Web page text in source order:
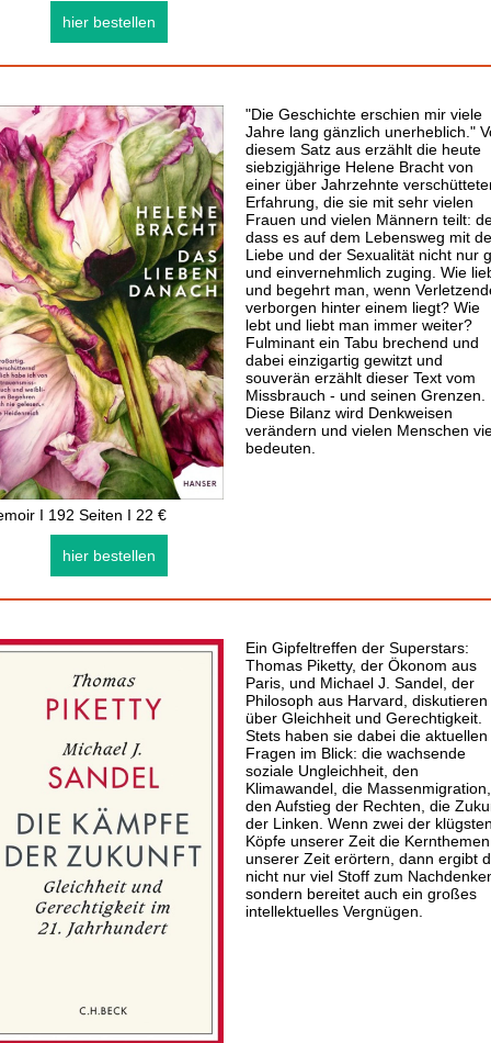
hier bestellen
I 192 Seiten I 22 €
hier bestellen
"Die Geschichte erschien mir viele
Jahre lang gänzlich unerheblich."
diesem Satz aus erzählt die heute
siebzigjährige Helene Bracht von
einer über Jahrzehnte
Erfahrung, die sie mit sehr vielen
Frauen und vielen Männern teilt:
dass es auf dem Lebensweg mit
Liebe und der Sexualität nicht nur
und einvernehmlich zuging. Wie
und begehrt man, wenn
verborgen hinter einem liegt? Wie
lebt und liebt man immer weiter?
Fulminant ein Tabu brechend und
dabei einzigartig gewitzt und
souverän erzählt dieser Text vom
Missbrauch - und seinen Grenzen.
Diese Bilanz wird Denkweisen
verändern und vielen Menschen
bedeuten.
Ein Gipfeltreffen der Superstars:
Thomas Piketty, der Ökonom aus
Paris, und Michael J. Sandel, der
Philosoph aus Harvard, diskutieren
über Gleichheit und Gerechtigkeit.
Stets haben sie dabei die aktuellen
Fragen im Blick: die wachsende
soziale Ungleichheit, den
Klimawandel, die Massenmigration,
den Aufstieg der Rechten, die
der Linken. Wenn zwei der klügsten
Köpfe unserer Zeit die Kernthemen
unserer Zeit erörtern, dann ergibt
nicht nur viel Stoff zum
sondern bereitet auch ein großes
intellektuelles Vergnügen.